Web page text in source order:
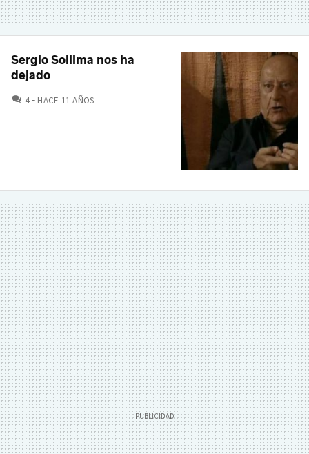
Sergio Sollima nos ha
dejado
4 COMENTARIOS
HACE 11 AÑOS